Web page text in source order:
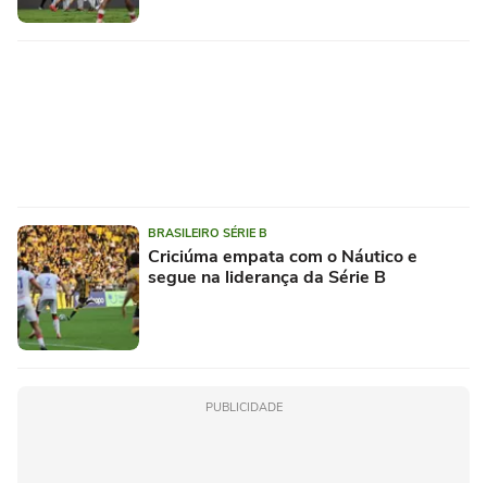
BRASILEIRO SÉRIE B
Criciúma empata com o Náutico e
segue na liderança da Série B
PUBLICIDADE